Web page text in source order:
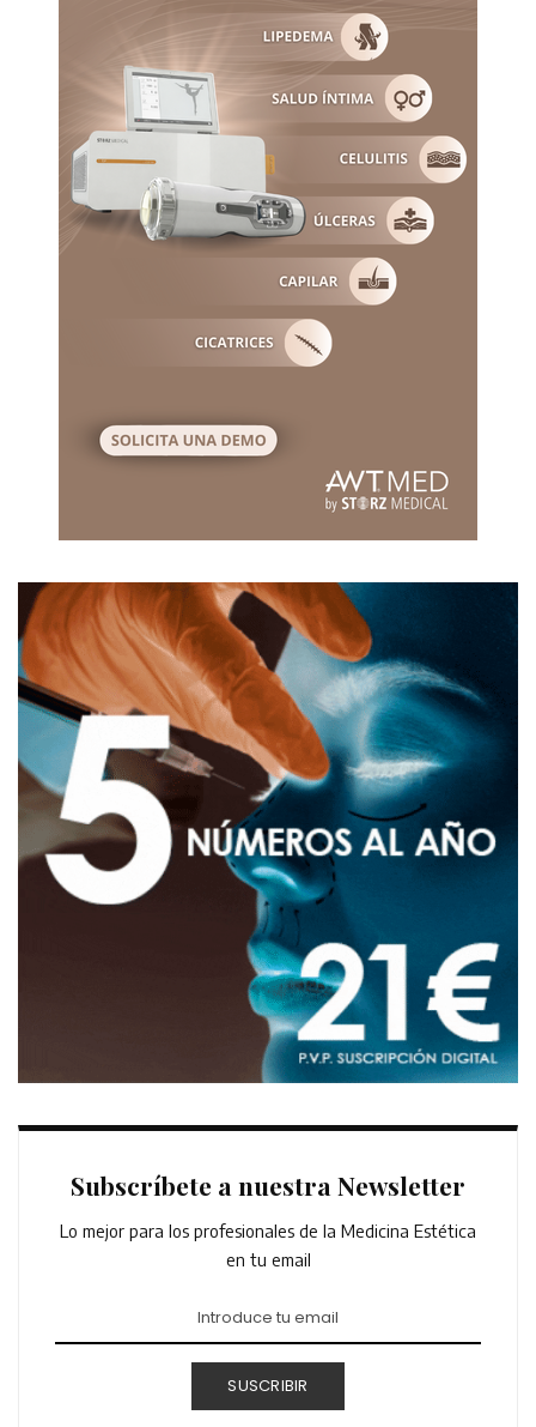
Subscríbete a nuestra Newsletter
Lo mejor para los profesionales de la Medicina Estética
en tu email
SUSCRIBIR